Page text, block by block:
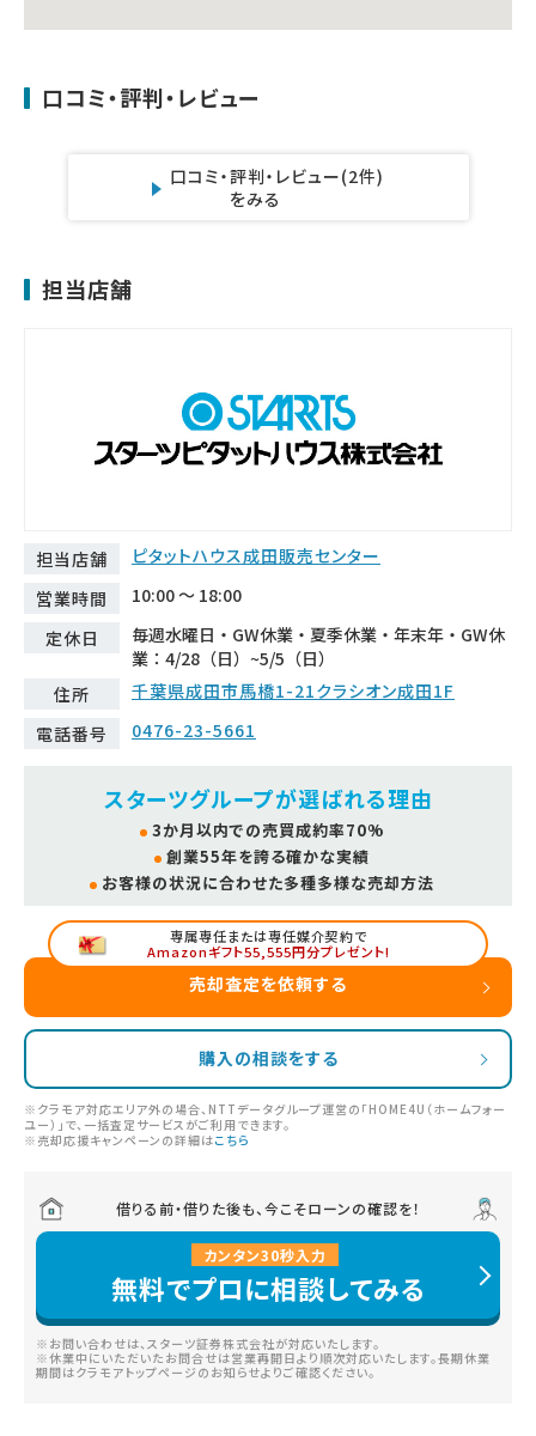
口コミ・評判・レビュー
口コミ・評判・レビュー
をみる
(2件)
担当店舗
担当店舗
ピタットハウス成田販売センター
営業時間
10:00 ～ 18:00
定休日
毎週水曜日・GW休業・夏季休業・年末年・GW休
業：4/28（日）~5/5（日）
住所
千葉県成田市馬橋1-21クラシオン成田1F
電話番号
0476-23-5661
スターツグループが選ばれる理由
3か月以内での売買成約率70%
創業55年を誇る確かな実績
お客様の状況に合わせた多種多様な売却方法
専属専任または専任媒介契約で
Amazonギフト55,555円分プレゼント!
売却査定を依頼する
購入の相談をする
※クラモア対応エリア外の場合、NTTデータグループ運営の「HOME4U（ホームフォー
ユー）」で、一括査定サービスがご利用できます。
※売却応援キャンペーンの詳細はこちら
借りる前・借りた後も、今こそローンの確認を！
カンタン30秒入力
無料でプロに相談してみる
※お問い合わせは、スターツ証券株式会社が対応いたします。
※休業中にいただいたお問合せは営業再開日より順次対応いたします。長期休業
期間はクラモアトップページのお知らせよりご確認ください。